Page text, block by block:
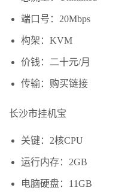
端口号：20Mbps
构架：KVM
价钱：二十元/月
传输：购买链接
长沙市挂机宝
关键：2核CPU
运行内存：2GB
电脑硬盘：11GB